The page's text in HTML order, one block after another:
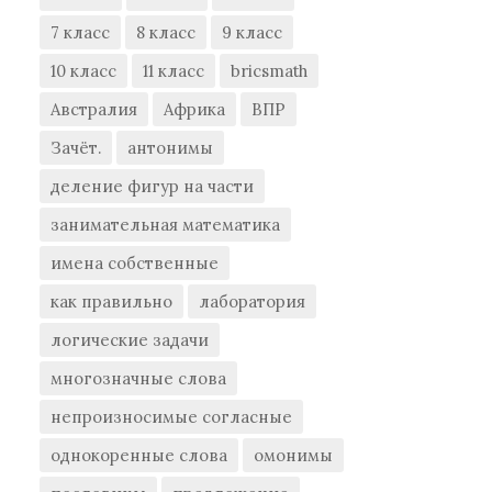
7 класс
8 класс
9 класс
10 класс
11 класс
bricsmath
Австралия
Африка
ВПР
Зачёт.
антонимы
деление фигур на части
занимательная математика
имена собственные
как правильно
лаборатория
логические задачи
многозначные слова
непроизносимые согласные
однокоренные слова
омонимы